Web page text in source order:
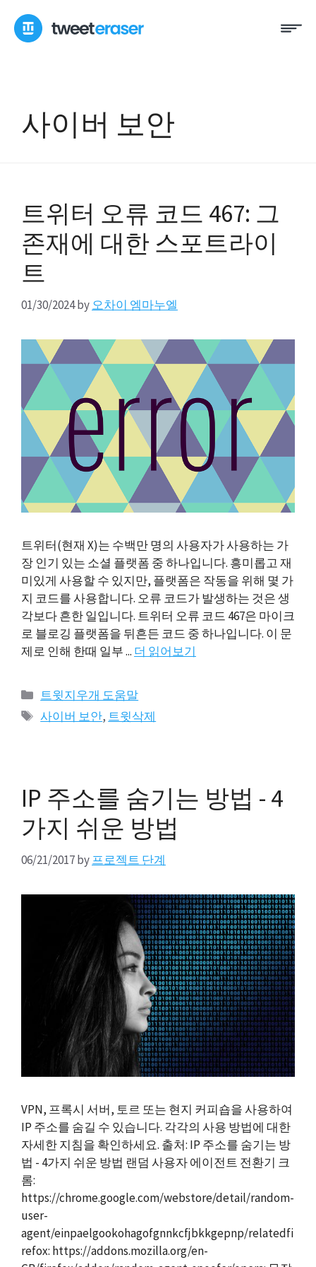
메
사이버 보안
트위터 오류 코드 467: 그
존재에 대한 스포트라이
트
01/30/2024by오차이 엠마누엘
트위터(현재 X)는 수백만 명의 사용자가 사용하는 가
장 인기 있는 소셜 플랫폼 중 하나입니다. 흥미롭고 재
미있게 사용할 수 있지만, 플랫폼은 작동을 위해 몇 가
지 코드를 사용합니다. 오류 코드가 발생하는 것은 생
각보다 흔한 일입니다. 트위터 오류 코드 467은 마이크
로 블로깅 플랫폼을 뒤흔든 코드 중 하나입니다. 이 문
제로 인해 한때 일부 ... 더 읽어보기
카
테
고
트윗지우개 도움말
태
사이버 보안, 트윗삭제
IP 주소를 숨기는 방법 - 4
가지 쉬운 방법
06/21/2017by프로젝트 단계
VPN, 프록시 서버, 토르 또는 현지 커피숍을 사용하여
IP 주소를 숨길 수 있습니다. 각각의 사용 방법에 대한
자세한 지침을 확인하세요. 출처: IP 주소를 숨기는 방
법 - 4가지 쉬운 방법 랜덤 사용자 에이전트 전환기 크
롬:
https://chrome.google.com/webstore/detail/random-
user-
agent/einpaelgookohagofgnnkcfjbkkgepnp/relatedfi
refox: https://addons.mozilla.org/en-